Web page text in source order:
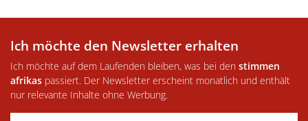
Ich möchte den Newsletter erhalten
Ich möchte auf dem Laufenden bleiben, was bei den stimmen
afrikas passiert. Der Newsletter erscheint monatlich und enthält
nur relevante Inhalte ohne Werbung.